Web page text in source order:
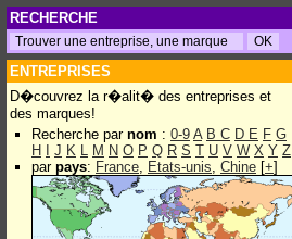
RECHERCHE
ENTREPRISES
D�couvrez la r�alit� des entreprises et
des marques!
Recherche par nom : 0-9 A B C D E F G
H
J K L M N O P Q R S T U V W X Y Z
par pays: France, Etats-unis, Chine [+]